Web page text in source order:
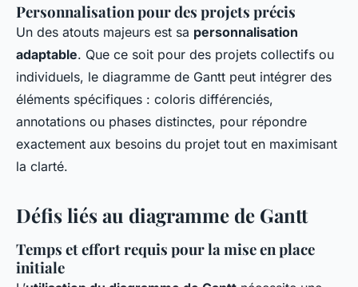
Personnalisation pour des projets précis
Un des atouts majeurs est sa personnalisation
adaptable. Que ce soit pour des projets collectifs ou
individuels, le diagramme de Gantt peut intégrer des
éléments spécifiques : coloris différenciés,
annotations ou phases distinctes, pour répondre
exactement aux besoins du projet tout en maximisant
la clarté.
Défis liés au diagramme de Gantt
Temps et effort requis pour la mise en place
initiale